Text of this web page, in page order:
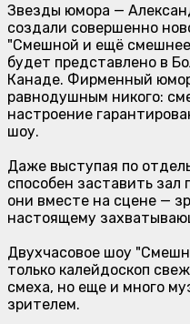
Звезды юмора —
создали совершенно
"Смешной и ещё
будет представлено в
Канаде. Фирменный
равнодушным никого:
настроение
шоу.
Даже выступая по
способен заставить зал
они вместе на сцене —
настоящему
Двухчасовое шоу
только калейдоскоп
смеха, но еще и много
зрителем.